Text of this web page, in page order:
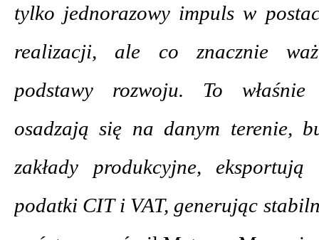
tylko jednorazowy impuls w
realizacji, ale co znacznie
podstawy rozwoju. To właśnie
osadzają się na danym terenie,
zakłady produkcyjne,
podatki CIT i VAT, generując